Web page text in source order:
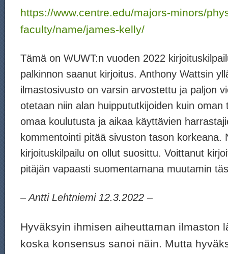
https://www.centre.edu/majors-minors/
faculty/name/james-kelly/
Tämä on WUWT:n vuoden 2022
palkinnon saanut kirjoitus. Anthony Wattsin
ilmastosivusto on varsin arvostettu ja paljon
otetaan niin alan huippututkijoiden kuin oman
omaa koulutusta ja aikaa käyttävien
kommentointi pitää sivuston tason korkeana.
kirjoituskilpailu on ollut suosittu. Voittanut
pitäjän vapaasti suomentamana muutamin
– Antti Lehtniemi 12.3.2022 –
Hyväksyin ihmisen aiheuttaman ilmaston
koska konsensus sanoi näin. Mutta